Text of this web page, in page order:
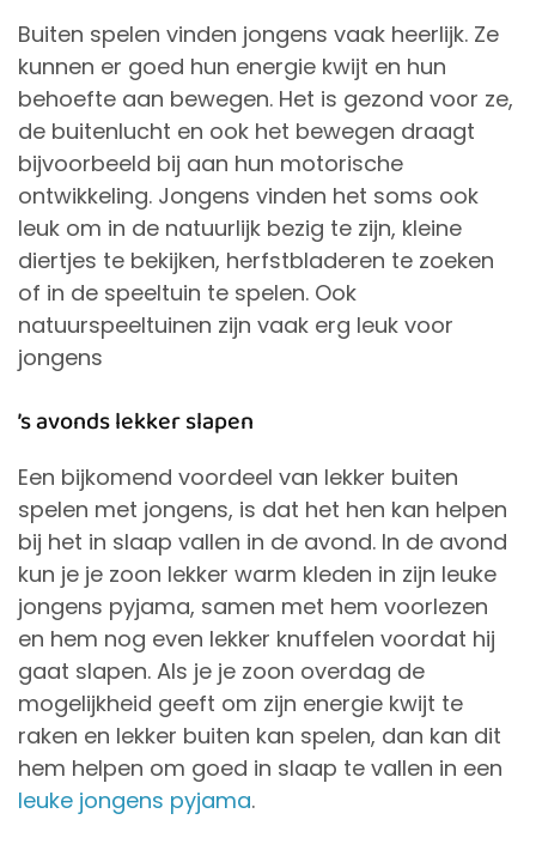
Buiten spelen vinden jongens vaak heerlijk. Ze
kunnen er goed hun energie kwijt en hun
behoefte aan bewegen. Het is gezond voor ze,
de buitenlucht en ook het bewegen draagt
bijvoorbeeld bij aan hun motorische
ontwikkeling. Jongens vinden het soms ook
leuk om in de natuurlijk bezig te zijn, kleine
diertjes te bekijken, herfstbladeren te zoeken
of in de speeltuin te spelen. Ook
natuurspeeltuinen zijn vaak erg leuk voor
jongens
’s avonds lekker slapen
Een bijkomend voordeel van lekker buiten
spelen met jongens, is dat het hen kan helpen
bij het in slaap vallen in de avond. In de avond
kun je je zoon lekker warm kleden in zijn leuke
jongens pyjama, samen met hem voorlezen
en hem nog even lekker knuffelen voordat hij
gaat slapen. Als je je zoon overdag de
mogelijkheid geeft om zijn energie kwijt te
raken en lekker buiten kan spelen, dan kan dit
hem helpen om goed in slaap te vallen in een
leuke jongens pyjama.